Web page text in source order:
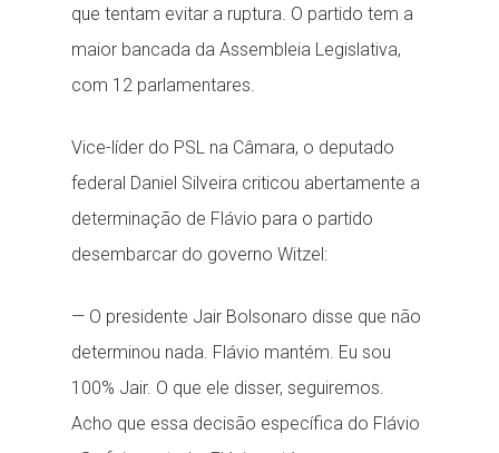
que tentam evitar a ruptura. O partido tem a
maior bancada da Assembleia Legislativa,
com 12 parlamentares.
Vice-líder do PSL na Câmara, o deputado
federal Daniel Silveira criticou abertamente a
determinação de Flávio para o partido
desembarcar do governo Witzel:
— O presidente Jair Bolsonaro disse que não
determinou nada. Flávio mantém. Eu sou
100% Jair. O que ele disser, seguiremos.
Acho que essa decisão específica do Flávio